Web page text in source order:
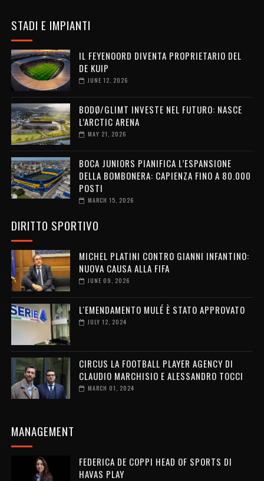
STADI E IMPIANTI
IL FEYENOORD DIVENTA PROPRIETARIO DEL
DE KUIP
JUNE 12, 2026
BODØ/GLIMT INVESTE NEL FUTURO: NASCE
L’ARCTIC ARENA
MAY 21, 2026
BOCA JUNIORS PIANIFICA L’ESPANSIONE
DELLA BOMBONERA: CAPIENZA FINO A 80.000
POSTI
MARCH 15, 2026
DIRITTO SPORTIVO
MICHEL PLATINI CONTRO GIANNI INFANTINO:
NUOVA CAUSA ALLA FIFA
JUNE 09, 2026
L'EMENDAMENTO MULÉ È STATO APPROVATO
JULY 12, 2024
CIRCUS LA FOOTBALL PLAYER AGENCY DI
CLAUDIO MARCHISIO E ALESSANDRO TOCCI
MARCH 01, 2024
MANAGEMENT
FEDERICA DE COPPI HEAD OF SPORTS DI
HAVAS PLAY